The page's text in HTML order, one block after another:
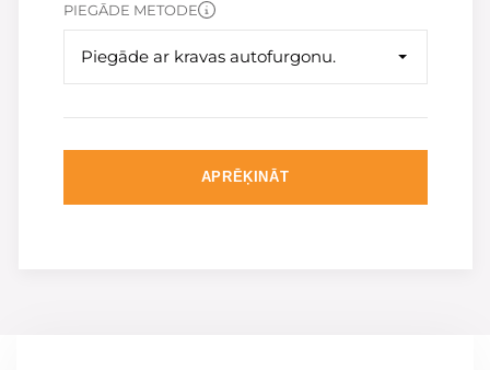
PIEGĀDE METODE
Piegāde ar kravas autofurgonu.
APRĒĶINĀT